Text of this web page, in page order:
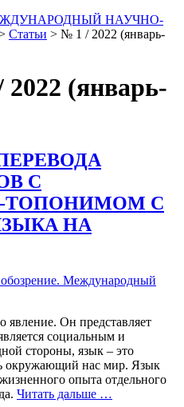
НАУЧНО-
Статьи > № 1 / 2022 (январь-
(январь-
С
С
НА
Международный
явление. Он представляет
социальным и
стороны, язык – это
окружающий нас мир. Язык
опыта отдельного
Читать дальше …